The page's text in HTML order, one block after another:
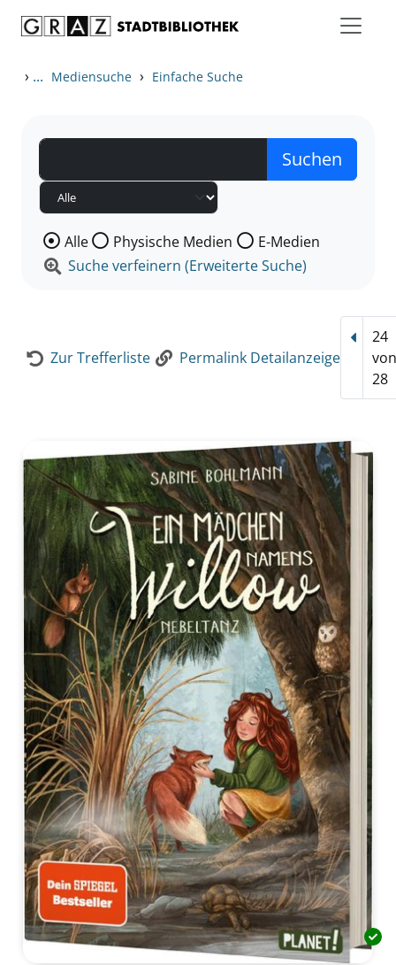
› ... Mediensuche › Einfache Suche
Wählen Sie die Medienart nach der Sie suchen wollen.
Alle Physische Medien
E-Medien
Suche verfeinern (Erweiterte Suche)
Zur Trefferliste Permalink Detailanzeige
24
von
28